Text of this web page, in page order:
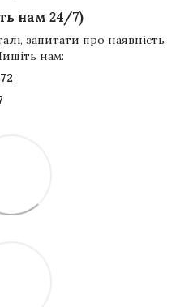
нам 24/7)
запитати про наявність
нам: